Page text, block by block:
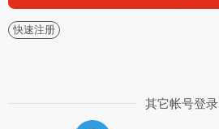
快速注册
其它帐号登录